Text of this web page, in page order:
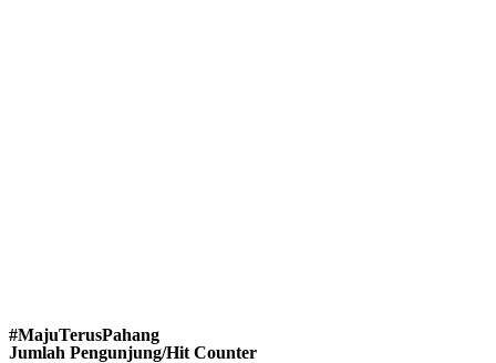
#MajuTerusPahang
Jumlah Pengunjung/Hit Counter